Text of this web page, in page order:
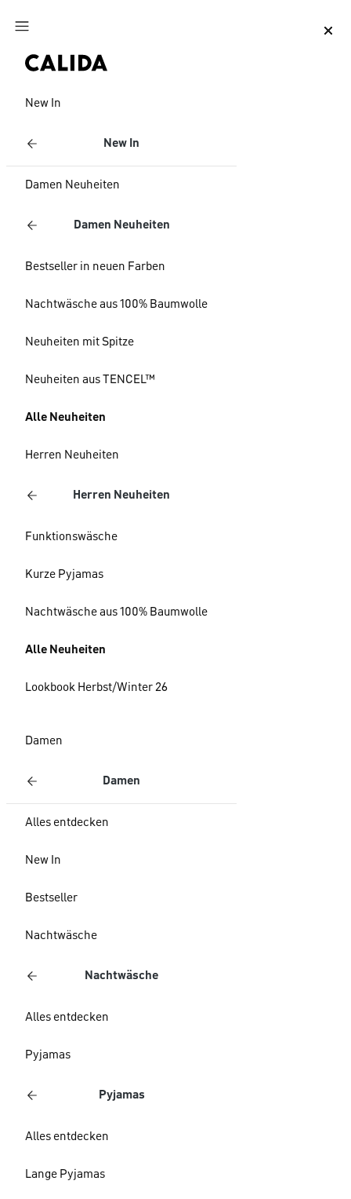
Zum Hauptinhalt springen
New In
New In
Damen Neuheiten
Damen Neuheiten
Bestseller in neuen Farben
Nachtwäsche aus 100% Baumwolle
Neuheiten mit Spitze
Neuheiten aus TENCEL™
Alle Neuheiten
Herren Neuheiten
Herren Neuheiten
Funktionswäsche
Kurze Pyjamas
Nachtwäsche aus 100% Baumwolle
Alle Neuheiten
Lookbook Herbst/Winter 26
Damen
Damen
Alles entdecken
New In
Bestseller
Nachtwäsche
Nachtwäsche
Alles entdecken
Pyjamas
Pyjamas
Alles entdecken
Lange Pyjamas